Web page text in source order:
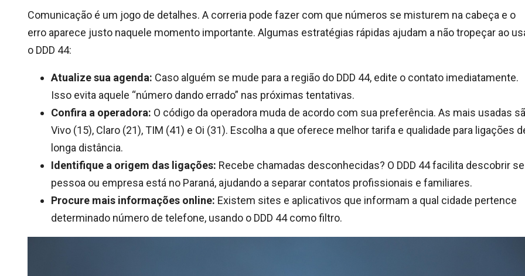
Comunicação é um jogo de detalhes. A correria pode fazer com que números se misturem na cabeça e o
erro aparece justo naquele momento importante. Algumas estratégias rápidas ajudam a não tropeçar ao
o DDD 44:
Atualize sua agenda: Caso alguém se mude para a região do DDD 44, edite o contato imediatamente.
Isso evita aquele “número dando errado” nas próximas tentativas.
Confira a operadora: O código da operadora muda de acordo com sua preferência. As mais usadas
Vivo (15), Claro (21), TIM (41) e Oi (31). Escolha a que oferece melhor tarifa e qualidade para ligações
longa distância.
Identifique a origem das ligações: Recebe chamadas desconhecidas? O DDD 44 facilita descobrir
pessoa ou empresa está no Paraná, ajudando a separar contatos profissionais e familiares.
Procure mais informações online: Existem sites e aplicativos que informam a qual cidade pertence
determinado número de telefone, usando o DDD 44 como filtro.